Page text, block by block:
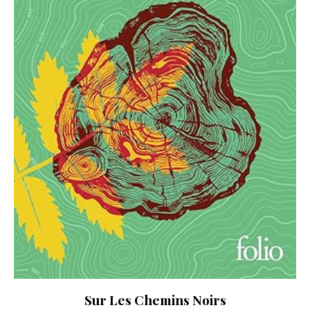
Sur Les Chemins Noirs